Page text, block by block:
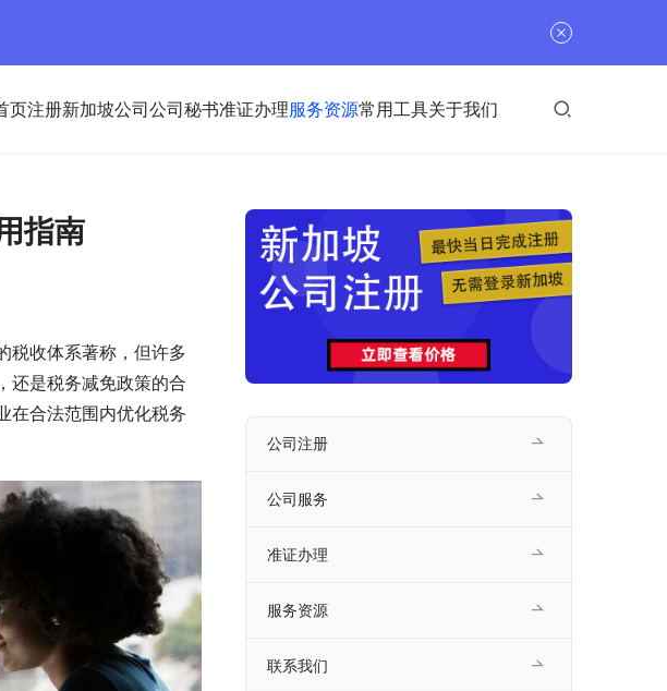
页注册新加坡公司公司秘书准证办理服务资源常用工具关于我们
指南
税收体系著称，但许多
还是税务减免政策的合
在合法范围内优化税务
公司注册
公司服务
准证办理
服务资源
联系我们